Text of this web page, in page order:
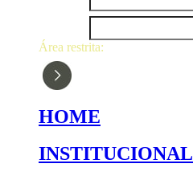
Área restrita:
HOME
INSTITUCIONAL